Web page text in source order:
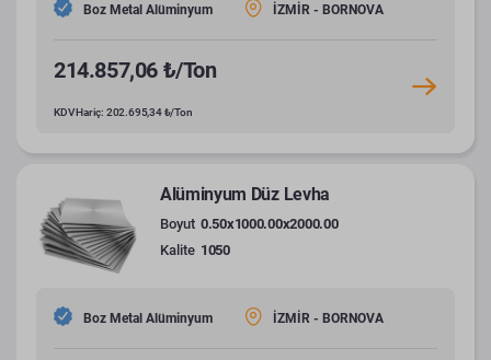
Boz Metal Alüminyum İZMİR - BORNOVA
214.857,06 ₺/Ton
KDV Hariç: 202.695,34 ₺/Ton
Alüminyum Düz Levha
Boyut 0.50x1000.00x2000.00
Kalite 1050
Boz Metal Alüminyum İZMİR - BORNOVA